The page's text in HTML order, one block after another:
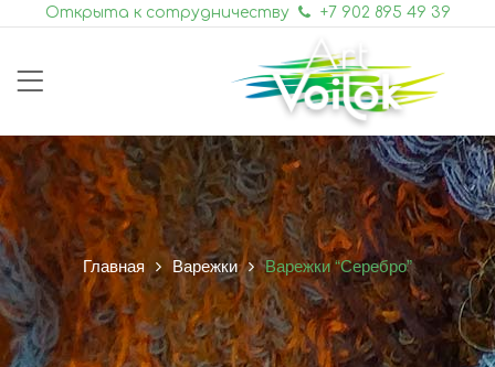
Открыта к сотрудничеству +7 902 895 49 39
Главная Варежки Варежки “Серебро”